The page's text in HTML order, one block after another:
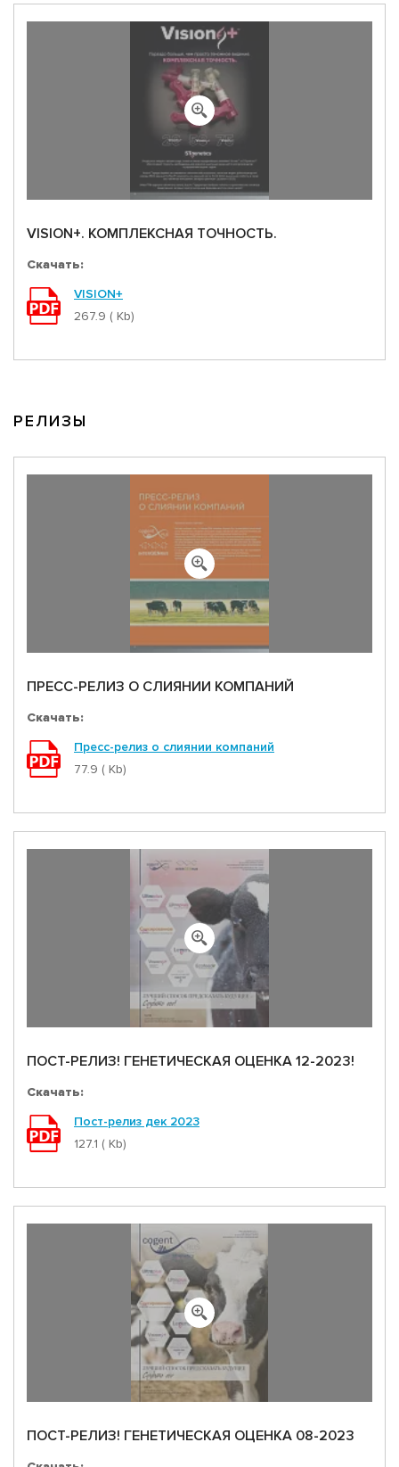
VISION+. КОМПЛЕКСНАЯ ТОЧНОСТЬ.
Скачать:
VISION+
267.9 ( Kb)
РЕЛИЗЫ
ПРЕСС-РЕЛИЗ О СЛИЯНИИ КОМПАНИЙ
Скачать:
Пресс-релиз о слиянии компаний
77.9 ( Kb)
ПОСТ-РЕЛИЗ! ГЕНЕТИЧЕСКАЯ ОЦЕНКА 12-2023!
Скачать:
Пост-релиз дек 2023
127.1 ( Kb)
ПОСТ-РЕЛИЗ! ГЕНЕТИЧЕСКАЯ ОЦЕНКА 08-2023